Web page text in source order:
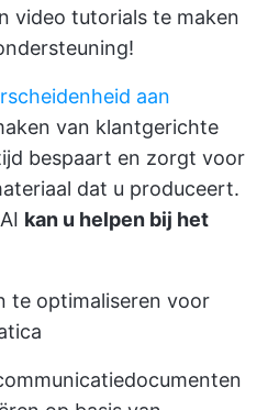
video tutorials te maken
aan
van klantgerichte
bespaart en zorgt voor
dat u produceert.
kan u helpen bij het
te optimaliseren voor